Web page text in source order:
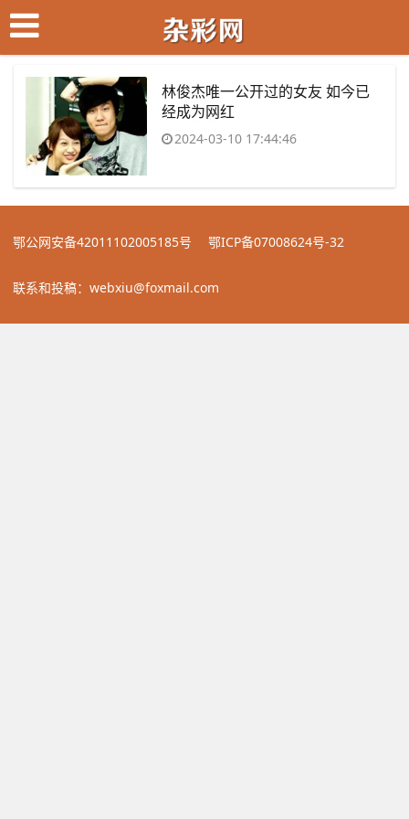
​林俊杰唯一公开过的女友 如今已
经成为网红
2024-03-10 17:44:46
鄂公网安备42011102005185号 鄂ICP备07008624号-32
联系和投稿：webxiu@foxmail.com